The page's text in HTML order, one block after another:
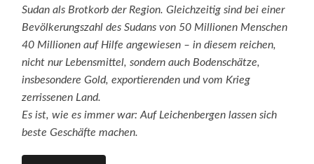
Sudan als Brotkorb der Region. Gleichzeitig sind bei einer
Bevölkerungszahl des Sudans von 50 Millionen Menschen
40 Millionen auf Hilfe angewiesen – in diesem reichen,
nicht nur Lebensmittel, sondern auch Bodenschätze,
insbesondere Gold, exportierenden und vom Krieg
zerrissenen Land.
Es ist, wie es immer war: Auf Leichenbergen lassen sich
beste Geschäfte machen.